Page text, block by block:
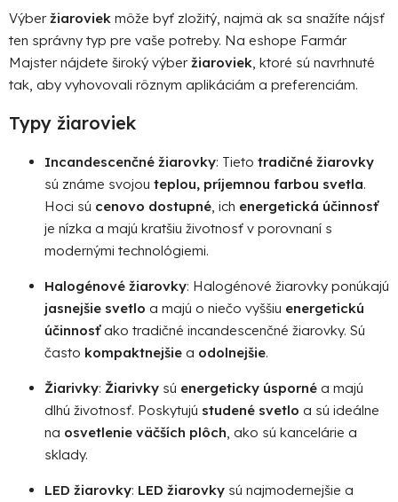
e
p
r
v
k
p
i
s
u
Výberžiaroviek môže byť zložitý, najmä ak sa snažíte nájsť
ten správny typ pre vaše potreby. Na eshope Farmár
Majster nájdete široký výberžiaroviek , ktoré sú navrhnuté
tak, aby vyhovovali rôznym aplikáciám a preferenciám.
Typy žiaroviek
Incandescenčné žiarovky: Tieto tradičné žiarovky
sú známe svojou teplou, príjemnou farbou svetla.
Hoci sú cenovo dostupné , ich energetická účinnosť
je nízka a majú kratšiu životnosť v porovnaní s
modernými technológiemi.
Halogénové žiarovky: Halogénové žiarovky ponúkajú
jasnejšie svetlo a majú o niečo vyššiu energetickú
účinnosťako tradičné incandescenčné žiarovky. Sú
často kompaktnejšie a odolnejšie.
Žiarivky: Žiarivky sú energeticky úsporné a majú
dlhú životnosť. Poskytujú studené svetlo a sú ideálne
na osvetlenie väčších plôch , ako sú kancelárie a
sklady.
LED žiarovky: LED žiarovky sú najmodernejšie a